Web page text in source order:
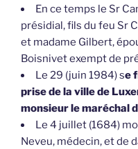
En ce temps le Sr
présidial, fils du feu Sr
et madame Gilbert,
Boisnivet exempt de
Le 29 (juin 1984) se
prise de la ville de
monsieur le maréchal
Le 4 juillet (1684)
Neveu, médecin, et de